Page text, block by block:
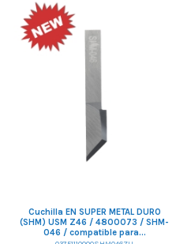
Cuchilla EN SUPER METAL DURO
(SHM) USM Z46 / 4800073 / SHM-
046 / compatible para...